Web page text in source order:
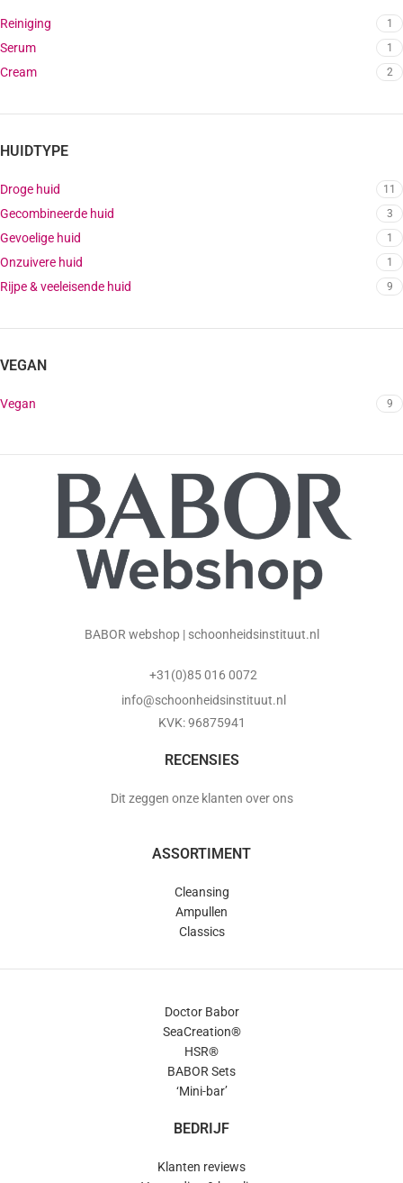
Reiniging 1
Serum 1
Cream 2
HUIDTYPE
Droge huid 11
Gecombineerde huid 3
Gevoelige huid 1
Onzuivere huid 1
Rijpe & veeleisende huid 9
VEGAN
Vegan 9
BABOR webshop | schoonheidsinstituut.nl
+31(0)85 016 0072
info@schoonheidsinstituut.nl
KVK: 96875941
RECENSIES
Dit zeggen onze klanten over ons
ASSORTIMENT
Cleansing
Ampullen
Classics
Doctor Babor
SeaCreation®
HSR®
BABOR Sets
‘Mini-bar’
BEDRIJF
Klanten reviews